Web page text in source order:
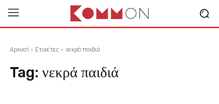
Αρχική Ετικέτες νεκρά παιδιά
Tag: νεκρά παιδιά